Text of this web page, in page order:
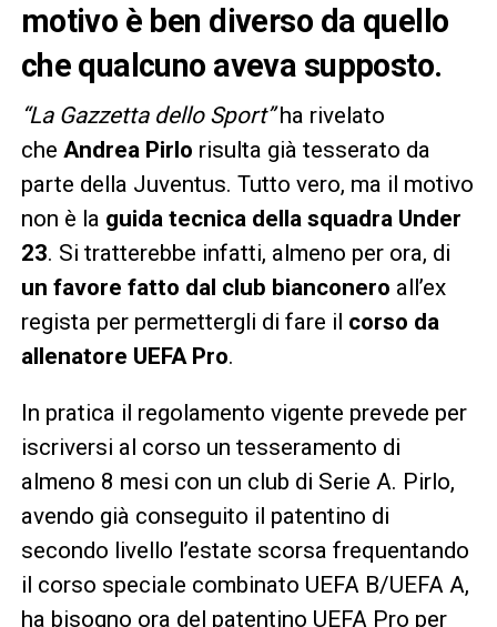
motivo è ben diverso da quello
che qualcuno aveva supposto.
“La Gazzetta dello Sport”ha rivelato
che Andrea Pirlo risulta già tesserato da
parte della Juventus. Tutto vero, ma il motivo
non è la guida tecnica della squadra Under
23. Si tratterebbe infatti, almeno per ora, di
un favore fatto dal club bianconero all’ex
regista per permettergli di fare il corso da
allenatore UEFA Pro.
In pratica il regolamento vigente prevede per
iscriversi al corso un tesseramento di
almeno 8 mesi con un club di Serie A. Pirlo,
avendo già conseguito il patentino di
secondo livello l’estate scorsa frequentando
il corso speciale combinato UEFA B/UEFA A,
ha bisogno ora del patentino UEFA Pro per